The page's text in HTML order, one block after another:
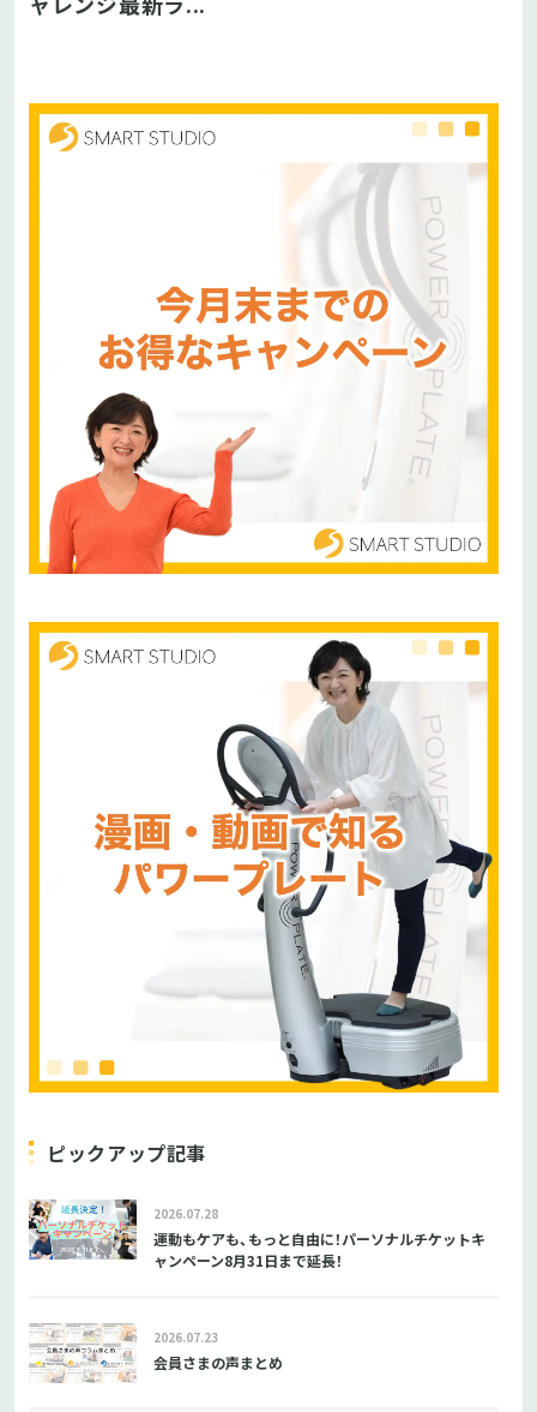
ピックアップ記事
2026.07.28
運動もケアも、もっと自由に！パーソナルチケットキ
ャンペーン8月31日まで延長！
2026.07.23
会員さまの声まとめ